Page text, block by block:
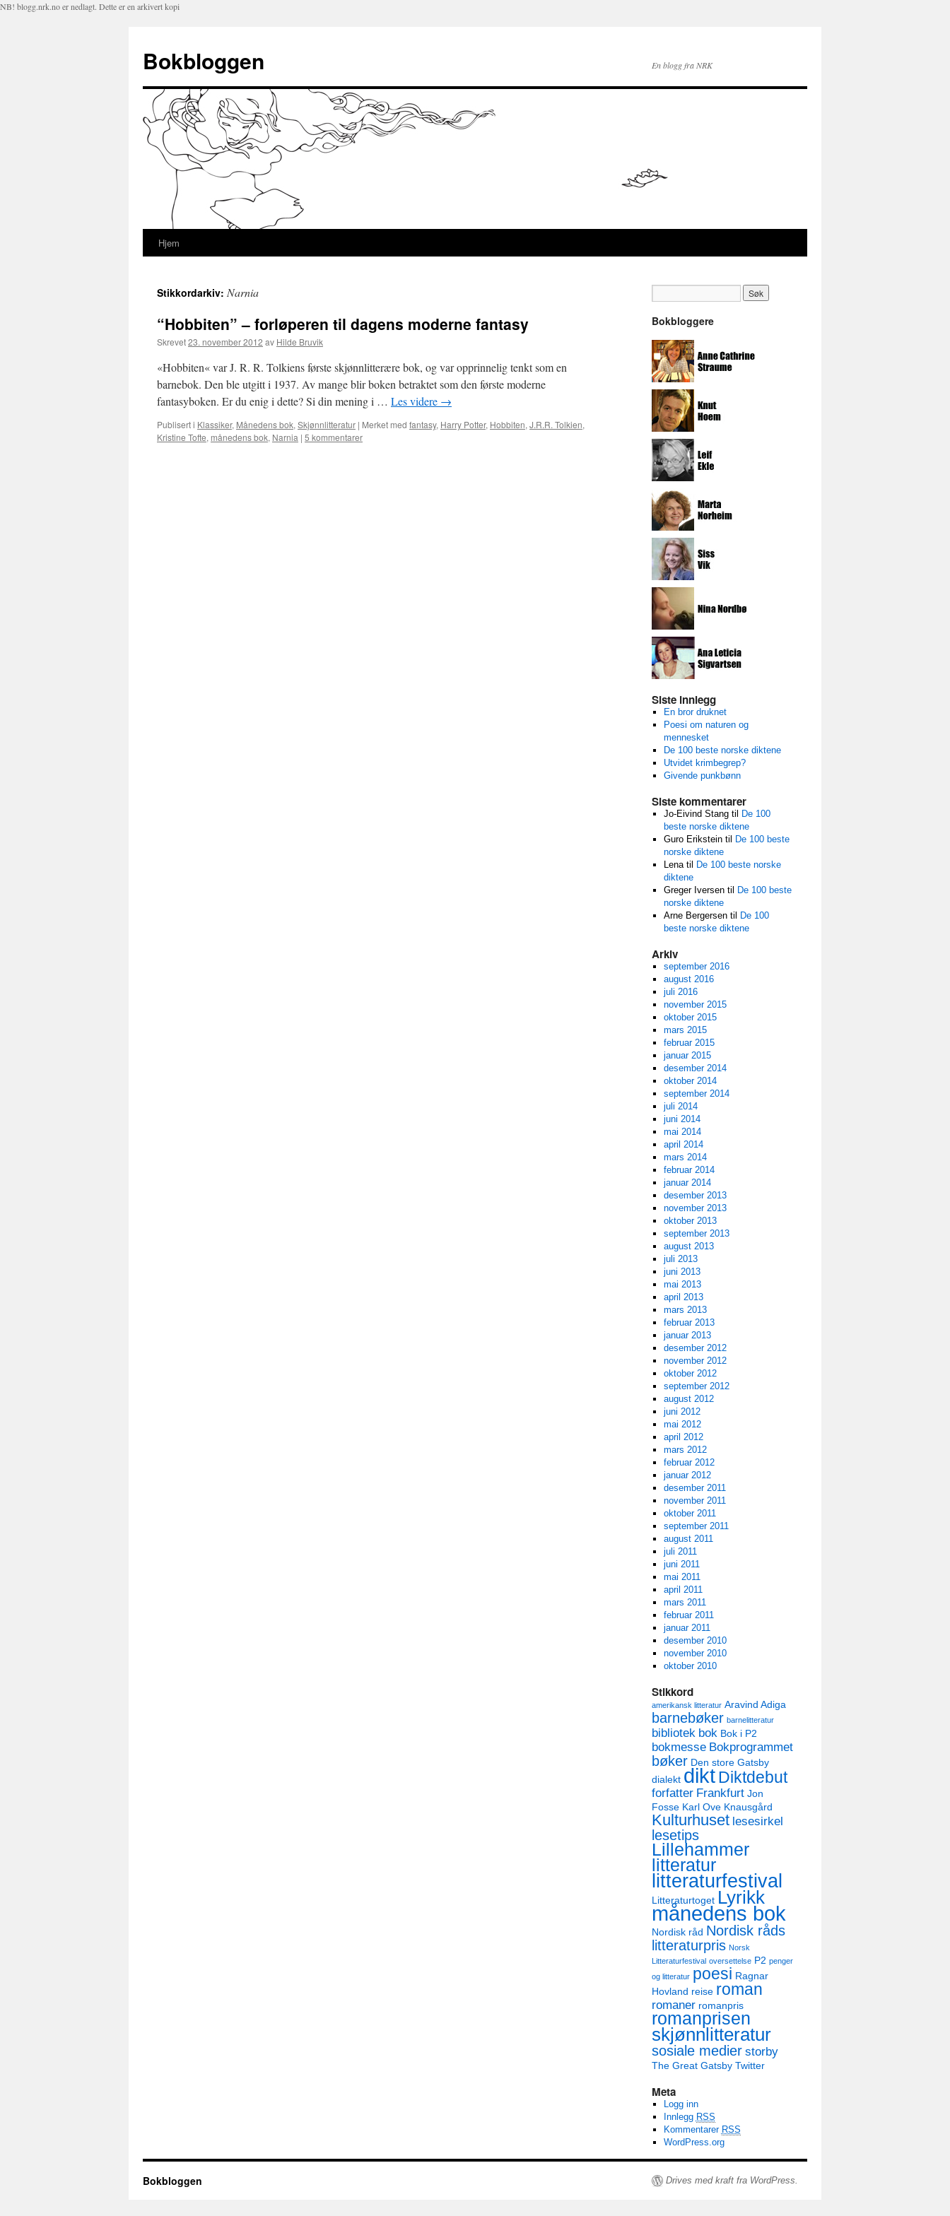
NB! blogg.nrk.no er nedlagt. Dette er en arkivert kopi
Bokbloggen En blogg fra NRK
Hopp
innhold
Hjem
Stikkordarkiv: Narnia
“Hobbiten” – forløperen til dagens moderne fantasy
Skrevet23. november 2012 av Hilde Bruvik
«Hobbiten« var J. R. R. Tolkiens første skjønnlitterære bok, og var opprinnelig tenkt som en
barnebok. Den ble utgitt i 1937. Av mange blir boken betraktet som den første moderne
fantasyboken. Er du enig i dette? Si din mening i … Les videre →
Publisert i Klassiker, Månedens bok, Skjønnlitteratur | Merket med fantasy, Harry Potter, Hobbiten, J.R.R. Tolkien,
Kristine Tofte, månedens bok, Narnia | 5 kommentarer
Bokbloggere
Siste innlegg
En bror druknet
Poesi om naturen og
mennesket
De 100 beste norske diktene
Utvidet krimbegrep?
Givende punkbønn
Siste kommentarer
Jo-Eivind Stangtil
De 100
beste norske diktene
Guro Eriksteintil
De 100 beste
norske diktene
Lenatil
De 100 beste norske
diktene
Greger Iversentil
De 100 beste
norske diktene
Arne Bergersentil
De 100
beste norske diktene
Arkiv
september 2016
august 2016
juli 2016
november 2015
oktober 2015
mars 2015
februar 2015
januar 2015
desember 2014
oktober 2014
september 2014
juli 2014
juni 2014
mai 2014
april 2014
mars 2014
februar 2014
januar 2014
desember 2013
november 2013
oktober 2013
september 2013
august 2013
juli 2013
juni 2013
mai 2013
april 2013
mars 2013
februar 2013
januar 2013
desember 2012
november 2012
oktober 2012
september 2012
august 2012
juni 2012
mai 2012
april 2012
mars 2012
februar 2012
januar 2012
desember 2011
november 2011
oktober 2011
september 2011
august 2011
juli 2011
juni 2011
mai 2011
april 2011
mars 2011
februar 2011
januar 2011
desember 2010
november 2010
oktober 2010
Stikkord
amerikansk litteratur Aravind Adiga
barnebøker barnelitteratur
bibliotek bok Bok i P2
bokmesse Bokprogrammet
bøker Den store Gatsby
dialekt diktDiktdebut
forfatter Frankfurt Jon
Fosse Karl Ove Knausgård
Kulturhuset lesesirkel
lesetips
Lillehammer
litteratur
litteraturfestival
Litteraturtoget Lyrikk
månedens bok
Nordisk råd Nordisk råds
litteraturpris Norsk
Litteraturfestival oversettelse P2 penger
og litteratur poesi Ragnar
Hovland reise roman
romaner romanpris
romanprisen
skjønnlitteratur
sosiale medier storby
The Great Gatsby Twitter
Meta
Logg inn
Innlegg RSS
Kommentarer RSS
WordPress.org
Bokbloggen Drives med kraft fra WordPress.